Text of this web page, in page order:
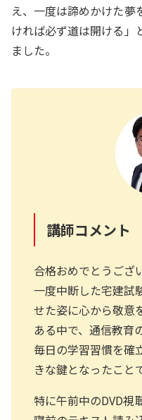
え、一度は諦めかけた夢
ければ必ず道は開ける」
ました。
講師コメント
合格おめでとうござ
一度中断した宅建試
せた姿に心から敬意
ある中で、通信教育
毎日の学習習慣を確
きな鍵となったこと
特に午前中のDVD視